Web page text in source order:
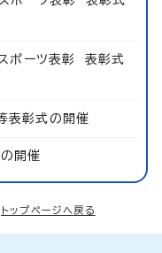
ーツ表彰 表彰式
表彰式の開催
開催
トップページへ戻る